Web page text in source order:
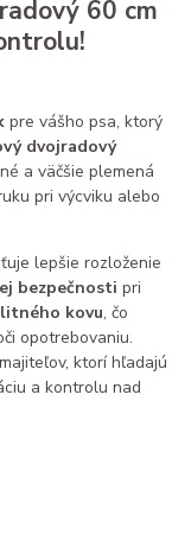
60 cm
pre vášho psa, ktorý
dvojradový
a väčšie plemená
pri výcviku alebo
lepšie rozloženie
bezpečnosti pri
kovu, čo
opotrebovaniu.
ktorí hľadajú
a kontrolu nad